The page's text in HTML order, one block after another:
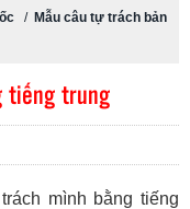
/ Mẫu câu tự trách bản
tiếng trung
mình bằng tiếng